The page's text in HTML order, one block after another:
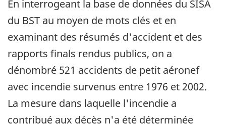
En interrogeant la base de données du SISA
du BST au moyen de mots clés et en
examinant des résumés d'accident et des
rapports finals rendus publics, on a
dénombré 521 accidents de petit aéronef
avec incendie survenus entre 1976 et 2002.
La mesure dans laquelle l'incendie a
contribué aux décès n'a été déterminée